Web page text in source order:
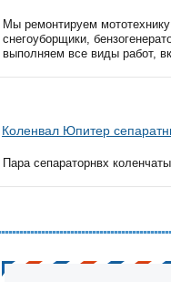
Мы ремонтируем
снегоуборщики,
выполняем все виды работ,
Коленвал Юпитер
Пара сепараторнвх